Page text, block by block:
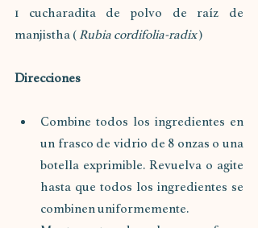
1 cucharadita de polvo de raíz de
manjistha ( Rubia cordifolia-radix )
Direcciones
Combine todos los ingredientes en
un frasco de vidrio de 8 onzas o una
botella exprimible. Revuelva o agite
hasta que todos los ingredientes se
combinen uniformemente.